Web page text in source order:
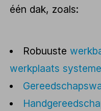
één dak, zoals:
Robuuste
werkplaats